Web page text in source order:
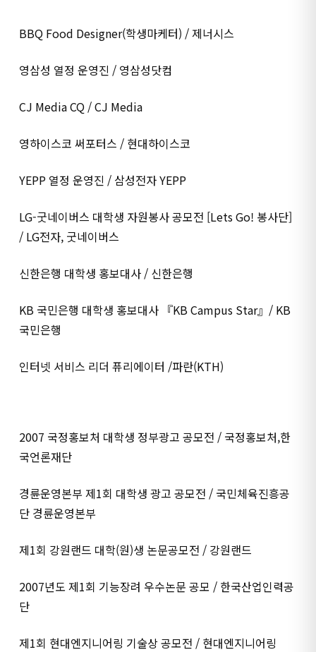
BBQ Food Designer(학생마케터) / 제너시스
영삼성 열정 운영진 / 영삼성닷컴
CJ Media CQ / CJ Media
영하이스코 써포터스 / 현대하이스코
YEPP 열정 운영진 / 삼성전자 YEPP
LG-굿네이버스 대학생 자원봉사 공모전 [Lets Go! 봉사단]
/ LG전자, 굿네이버스
신한은행 대학생 홍보대사 / 신한은행
KB 국민은행 대학생 홍보대사 『KB Campus Star』/ KB
국민은행
인터넷 서비스 리더 퓨리에이터 /파란(KTH)
2007 국정홍보처 대학생 정부광고 공모전 / 국정홍보처,한
국언론재단
경륜운영본부 제1회 대학생 광고 공모전 / 국민체육진흥공
단 경륜운영본부
제1회 강원랜드 대학(원)생 논문공모전 / 강원랜드
2007년도 제1회 기능장려 우수논문 공모 / 한국산업인력공
단
제1회 현대엔지니어링 기술상 공모전 / 현대엔지니어링